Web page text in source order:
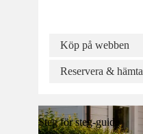
Köp på webben
Reservera & hämta
Steg för steg-guide